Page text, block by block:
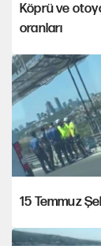
Köprü ve
oranları
15 Temmuz